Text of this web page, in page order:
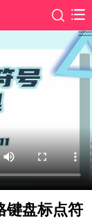
键盘标点符